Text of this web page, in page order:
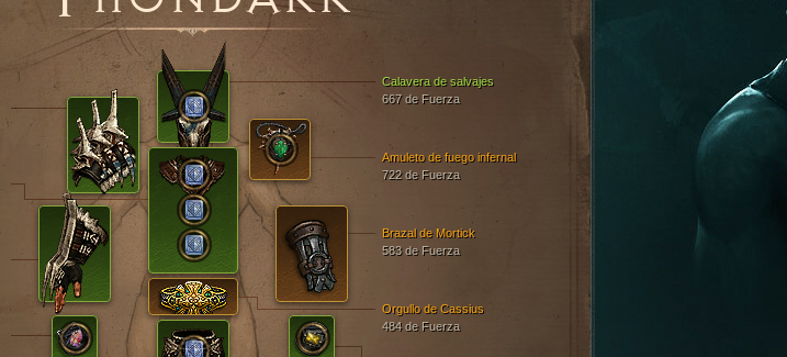
Calavera de salvajes
667 de Fuerza
Brazal de Mortick
583 de Fuerza
Orgullo de Cassius
484 de Fuerza
Amuleto de fuego infernal
722 de Fuerza